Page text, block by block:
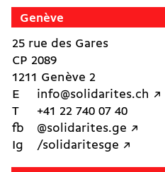
Genève
25 rue des Gares
CP 2089
1211 Genève 2
E
info@solidarites.ch ↗︎
T
+41 22 740 07 40
fb
@solidarites.ge ↗︎
Ig
/solidaritesge ↗︎